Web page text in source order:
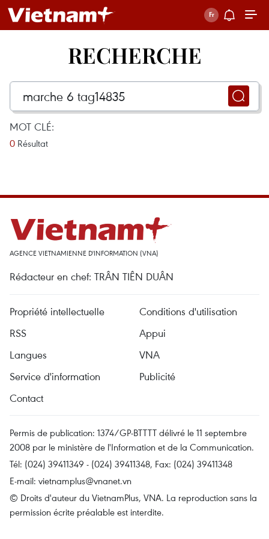
RECHERCHE
MOT CLÉ:
0 Résultat
AGENCE VIETNAMIENNE D'INFORMATION (VNA)
Rédacteur en chef: TRÂN TIÊN DUÂN
Propriété intellectuelle
Conditions d'utilisation
RSS
Appui
Langues
VNA
Service d'information
Publicité
Contact
Permis de publication: 1374/GP-BTTTT délivré le 11 septembre
2008 par le ministère de l'Information et de la Communication.
Tél: (024) 39411349 - (024) 39411348, Fax: (024) 39411348
E-mail: vietnamplus@vnanet.vn
© Droits d'auteur du VietnamPlus, VNA. La reproduction sans la
permission écrite préalable est interdite.